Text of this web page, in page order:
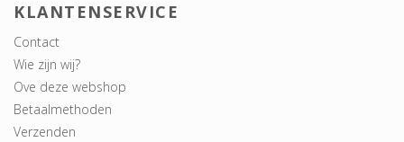
KLANTENSERVICE
Contact
Wie zijn wij?
Ove deze webshop
Betaalmethoden
Verzenden